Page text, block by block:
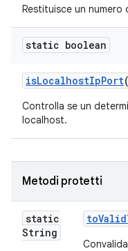
Restituisce un
static boolean
isLocalhostIpPort
Controlla se un
localhost.
Metodi protetti
static
String
toValid